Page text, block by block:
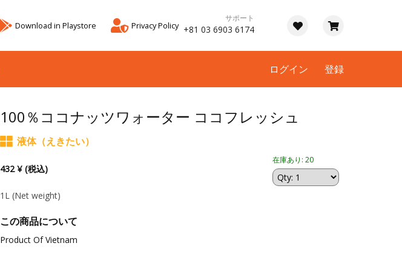
Download in Playstore Privacy Policy
サポート
+81 03 6903 6174
ログイン 登録
100％ココナッツワォーター ココフレッシュ
液体（えきたい）
432 ¥ (税込)
在庫あり: 20
1L (Net weight)
この商品について
Product Of Vietnam